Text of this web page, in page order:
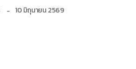
10 มิถุนายน 2569